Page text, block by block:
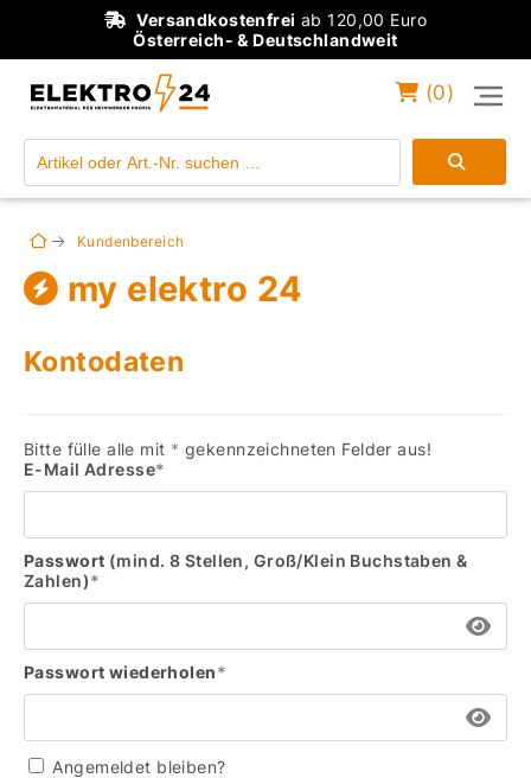
Versandkostenfrei ab 120,00 Euro
Österreich- & Deutschlandweit
Einloggen
(0)
Kundenbereich
my elektro 24
Kontodaten
Bitte fülle alle mit * gekennzeichneten Felder aus!
E-Mail Adresse*
Passwort (mind. 8 Stellen, Groß/Klein Buchstaben &
Zahlen)*
Passwort wiederholen*
Angemeldet bleiben?